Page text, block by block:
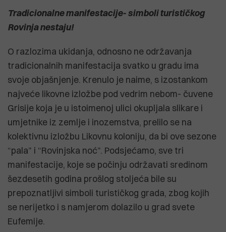
Tradicionalne manifestacije- simboli turističkog
Rovinja nestaju!
O razlozima ukidanja, odnosno ne održavanja
tradicionalnih manifestacija svatko u gradu ima
svoje objašnjenje. Krenulo je naime, s izostankom
najveće likovne izložbe pod vedrim nebom- čuvene
Grisije koja je u istoimenoj ulici okupljala slikare i
umjetnike iz zemlje i inozemstva, prelilo se na
kolektivnu izložbu Likovnu koloniju, da bi ove sezone
“pala” i “Rovinjska noć”. Podsjećamo, sve tri
manifestacije, koje se počinju održavati sredinom
šezdesetih godina prošlog stoljeća bile su
prepoznatljivi simboli turističkog grada, zbog kojih
se nerijetko i s namjerom dolazilo u grad svete
Eufemije.